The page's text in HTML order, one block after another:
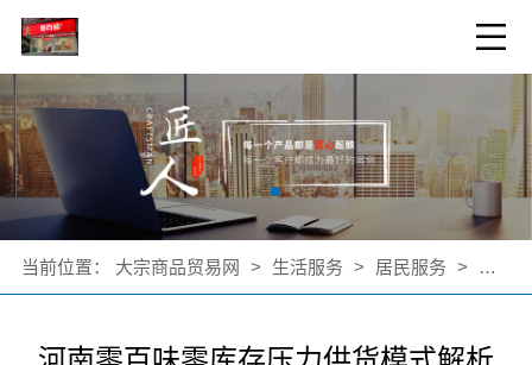
当前位置： 大宗商品贸易网 > 生活服务 > 居民服务 > 公司